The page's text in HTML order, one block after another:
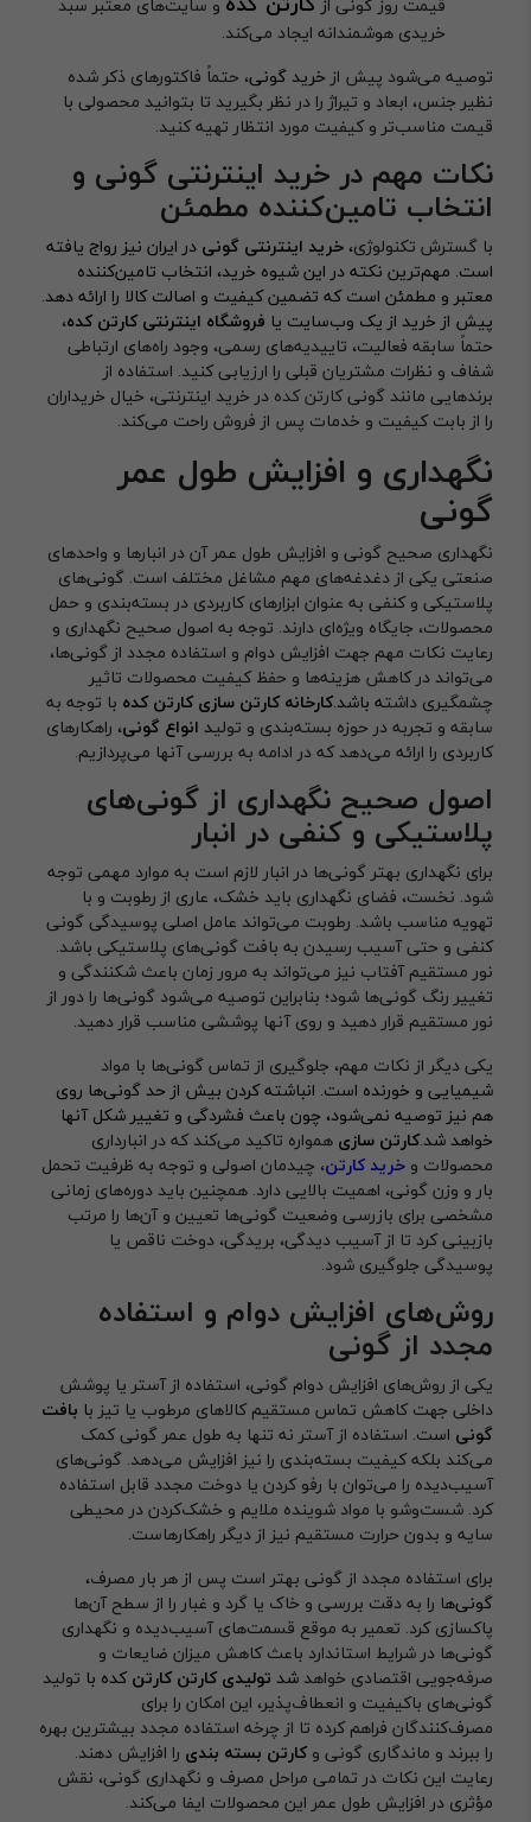
خریدی هوشمندانه ایجاد می‌کند.
توصیه می‌شود پیش از خرید گونی، حتماً فاکتورهای ذکر شده
نظیر جنس، ابعاد و تیراژ را در نظر بگیرید تا بتوانید محصولی با
قیمت مناسب‌تر و کیفیت مورد انتظار تهیه کنید.
نکات مهم در خرید اینترنتی گونی و
انتخاب تامین‌کننده مطمئن
با گسترش تکنولوژی، خرید اینترنتی گونی در ایران نیز رواج یافته
است. مهم‌ترین نکته در این شیوه خرید، انتخاب تامین‌کننده
معتبر و مطمئن است که تضمین کیفیت و اصالت کالا را ارائه دهد.
پیش از خرید از یک وب‌سایت یا فروشگاه اینترنتی کارتن کده،
حتماً سابقه فعالیت، تاییدیه‌های رسمی، وجود راه‌های ارتباطی
شفاف و نظرات مشتریان قبلی را ارزیابی کنید. استفاده از
برندهایی مانند گونیکارتن کده در خرید اینترنتی، خیال خریداران
را از بابت کیفیت و خدمات پس از فروش راحت می‌کند.
نگهداری و افزایش طول عمر
گونی
نگهداری صحیح گونی و افزایش طول عمر آن در انبارها و واحدهای
صنعتی یکی از دغدغه‌های مهم مشاغل مختلف است. گونی‌های
پلاستیکی و کنفی به عنوان ابزارهای کاربردی در بسته‌بندی و حمل
محصولات، جایگاه ویژه‌ای دارند. توجه به اصول صحیح نگهداری و
رعایت نکات مهم جهت افزایش دوام و استفاده مجدد از گونی‌ها،
می‌تواند در کاهش هزینه‌ها و حفظ کیفیت محصولات تاثیر
چشمگیری داشته باشد.کارخانه کارتن سازی کارتن کده با توجه به
سابقه و تجربه در حوزه بسته‌بندی و تولید انواع گونی، راهکارهای
کاربردی را ارائه می‌دهد که در ادامه به بررسی آنها می‌پردازیم.
اصول صحیح نگهداری از گونی‌های
پلاستیکی و کنفی در انبار
برای نگهداری بهتر گونی‌ها در انبار لازم است به موارد مهمی توجه
شود. نخست، فضای نگهداری باید خشک، عاری از رطوبت و با
تهویه مناسب باشد. رطوبت می‌تواند عامل اصلی پوسیدگی گونی
کنفی و حتی آسیب رسیدن به بافت گونی‌های پلاستیکی باشد.
نور مستقیم آفتاب نیز می‌تواند به مرور زمان باعث شکنندگی و
تغییر رنگ گونی‌ها شود؛ بنابراین توصیه می‌شود گونی‌ها را دور از
نور مستقیم قرار دهید و روی آنها پوششی مناسب قرار دهید.
یکی دیگر از نکات مهم، جلوگیری از تماس گونی‌ها با مواد
شیمیایی و خورنده است. انباشته کردن بیش از حد گونی‌ها روی
هم نیز توصیه نمی‌شود، چون باعث فشردگی و تغییر شکل آنها
خواهد شد.کارتن سازی همواره تاکید می‌کند که در انبارداری
محصولات و خرید کارتن، چیدمان اصولی و توجه به ظرفیت تحمل
بار و وزن گونی، اهمیت بالایی دارد. همچنین باید دوره‌های زمانی
مشخصی برای بازرسی وضعیت گونی‌ها تعیین و آن‌ها را مرتب
بازبینی کرد تا از آسیب دیدگی، بریدگی، دوخت ناقص یا
پوسیدگی جلوگیری شود.
روش‌های افزایش دوام و استفاده
مجدد از گونی
یکی از روش‌های افزایش دوام گونی، استفاده از آستر یا پوشش
داخلی جهت کاهش تماس مستقیم کالاهای مرطوب یا تیز با بافت
گونی است. استفاده از آستر نه تنها به طول عمر گونی کمک
می‌کند بلکه کیفیت بسته‌بندی را نیز افزایش می‌دهد. گونی‌های
آسیب‌دیده را می‌توان با رفو کردن یا دوخت مجدد قابل استفاده
کرد. شست‌وشو با مواد شوینده ملایم و خشک‌کردن در محیطی
سایه و بدون حرارت مستقیم نیز از دیگر راهکارهاست.
برای استفاده مجدد از گونی بهتر است پس از هر بار مصرف،
گونی‌ها را به دقت بررسی و خاک یا گرد و غبار را از سطح آن‌ها
پاکسازی کرد. تعمیر به موقع قسمت‌های آسیب‌دیده و نگهداری
گونی‌ها در شرایط استاندارد باعث کاهش میزان ضایعات و
صرفه‌جویی اقتصادی خواهد شد تولیدی کارتن کارتنکده با تولید
گونی‌های باکیفیت و انعطاف‌پذیر، این امکان را برای
مصرف‌کنندگان فراهم کرده تا از چرخه استفاده مجدد بیشترین بهره
را ببرند و ماندگاری گونی و کارتن بسته بندی را افزایش دهند.
رعایت این نکات در تمامی مراحل مصرف و نگهداری گونی، نقش
مؤثری در افزایش طول عمر این محصولات ایفا می‌کند.